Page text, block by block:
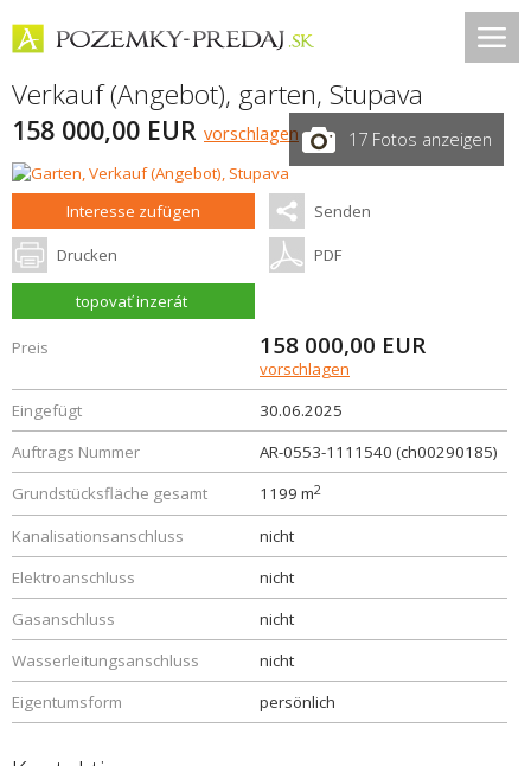
Verkauf (Angebot), garten, Stupava
158 000,00 EUR vorschlagen 17 Fotos anzeigen
Interesse zufügen Senden
Drucken PDF
topovať inzerát
Preis 158 000,00 EUR
vorschlagen
Eingefügt
30.06.2025
Auftrags Nummer
AR-0553-1111540 (ch00290185)
Grundstücksfläche gesamt
1199 m2
Kanalisationsanschluss
nicht
Elektroanschluss
nicht
Gasanschluss
nicht
Wasserleitungsanschluss
nicht
Eigentumsform
persönlich